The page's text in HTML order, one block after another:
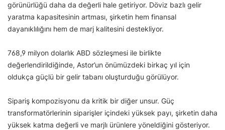
görünürlüğü daha da değerli hale getiriyor. Döviz bazlı gelir
yaratma kapasitesinin artması, şirketin hem finansal
dayanıklılığını hem de marj kalitesini destekliyor.
768,9 milyon dolarlık ABD sözleşmesi ile birlikte
değerlendirildiğinde, Astor’un önümüzdeki birkaç yıl için
oldukça güçlü bir gelir tabanı oluşturduğu görülüyor.
Sipariş kompozisyonu da kritik bir diğer unsur. Güç
transformatörlerinin siparişler içindeki yüksek payı, şirketin daha
yüksek katma değerli ve marjlı ürünlere yöneldiğini gösteriyor.